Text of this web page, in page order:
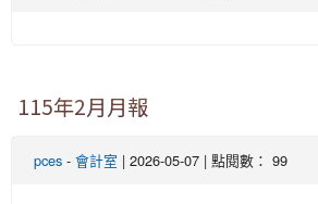
115年2月月報
pces - 會計室 | 2026-05-07 | 點閱數： 99